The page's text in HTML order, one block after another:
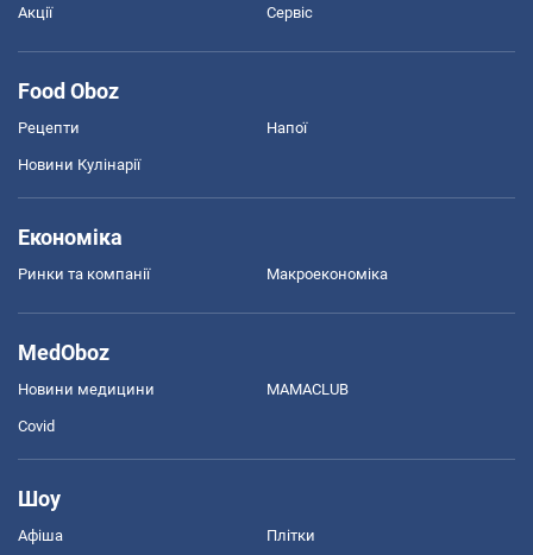
Акції Сервіс
Food Oboz
Рецепти Напої
Новини Кулінарії
Економіка
Ринки та компанії Макроекономіка
MedOboz
Новини медицини MAMACLUB
Covid
Шоу
Афіша Плітки